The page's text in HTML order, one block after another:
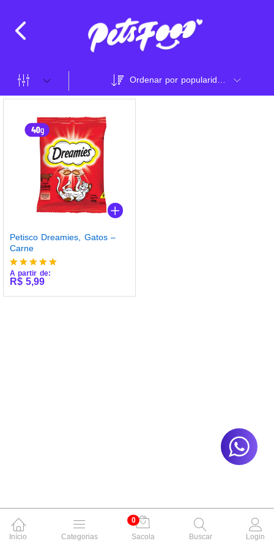
Petisco Dreamies, Gatos –
Carne
Avaliação
5.00
de 5
A partir de:
R$ 5,99
Início Categorias
0
Sacola
Buscar Login